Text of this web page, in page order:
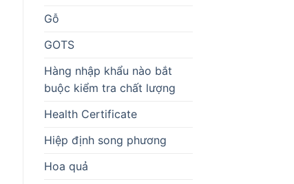
Gỗ
GOTS
Hàng nhập khẩu nào bắt
buộc kiểm tra chất lượng
Health Certificate
Hiệp định song phương
Hoa quả